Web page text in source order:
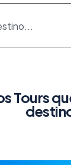
Tours